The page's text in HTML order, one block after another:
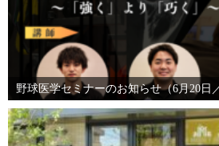
野球医学セミナーのお知らせ（6月20日